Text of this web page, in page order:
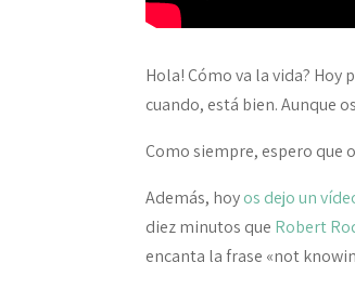
Hola! Cómo va la vida? Hoy
cuando, está bien. Aunque
Como siempre, espero que
Además, hoyos dejo un
diez minutos que Robert
encanta la frase «not